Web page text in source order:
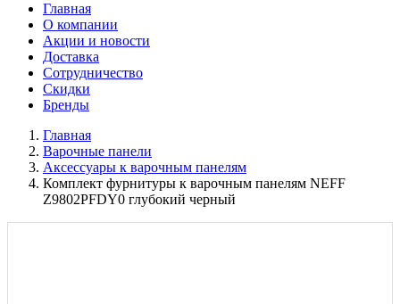
Главная
О компании
Акции и новости
Доставка
Сотрудничество
Скидки
Бренды
Главная
Варочные панели
Аксессуары к варочным панелям
Комплект фурнитуры к варочным панелям NEFF
Z9802PFDY0 глубокий черный